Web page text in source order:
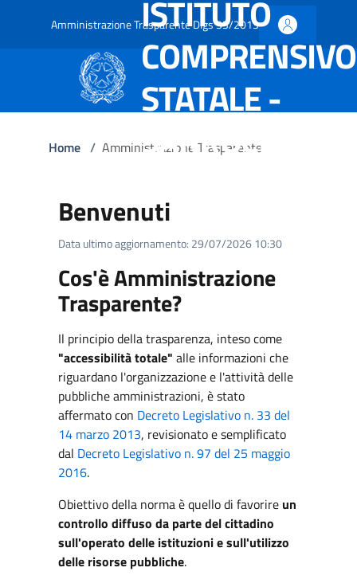
Amministrazione Trasparente Dlgs 33/2013
ISTITUTO
COMPRENSIVO
STATALE -
SARROCH
Home / Amministrazione Trasparente
Benvenuti
Data ultimo aggiornamento: 29/07/2026 10:30
Cos'è Amministrazione
Trasparente?
Il principio della trasparenza, inteso come
"accessibilità totale" alle informazioni che
riguardano l'organizzazione e l'attività delle
pubbliche amministrazioni, è stato
affermato con Decreto Legislativo n. 33 del
14 marzo 2013, revisionato e semplificato
dal Decreto Legislativo n. 97 del 25 maggio
2016.
Obiettivo della norma è quello di favorire un
controllo diffuso da parte del cittadino
sull'operato delle istituzioni e sull'utilizzo
delle risorse pubbliche.